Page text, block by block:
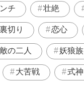
チ 壮絶
裏切り 恋心
の二人 妖狼族
大苦戦 式神